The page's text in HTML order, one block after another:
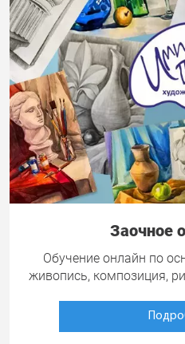
Заочное
Обучение онлайн по
живопись, композиция,